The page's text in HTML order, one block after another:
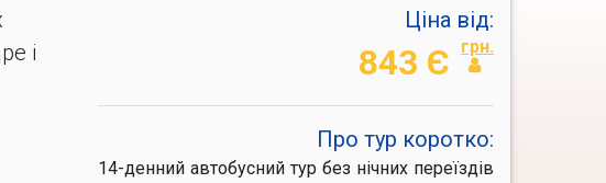
і
Ціна від:
843 Є грн.
Про тур коротко:
14-денний автобусний тур без нічних переїздів